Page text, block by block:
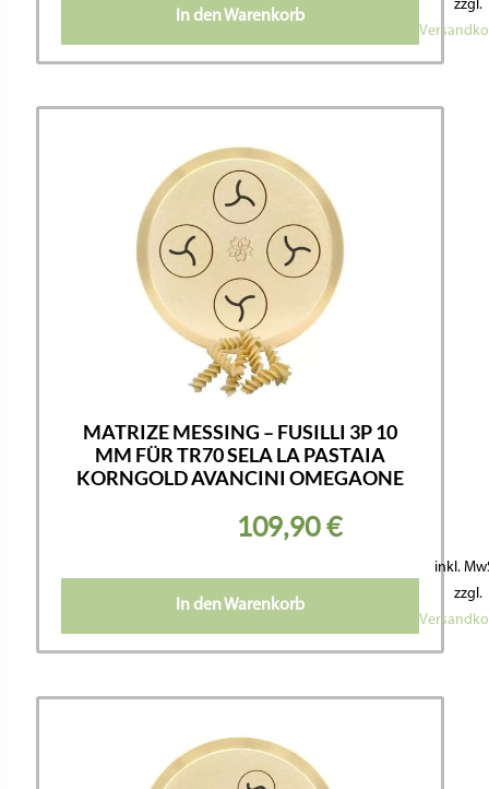
In den Warenkorb
zzgl.
MATRIZE MESSING – FUSILLI 3P 10
MM FÜR TR70 SELA LA PASTAIA
KORNGOLD AVANCINI OMEGAONE
109,90€
In den Warenkorb
inkl.
zzgl.